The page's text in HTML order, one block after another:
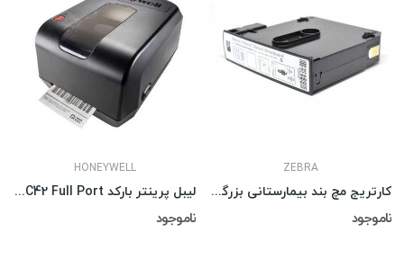
HONEYWELL
لیبل پرینتر بارکد Honeywell PC42 Full Port
ناموجود
ZEBRA
کارتریج مچ بند بیمارستانی بزرگسال سفید Z-Band
ناموجود